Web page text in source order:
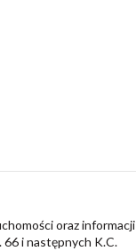
oraz informacji
i następnych K.C.